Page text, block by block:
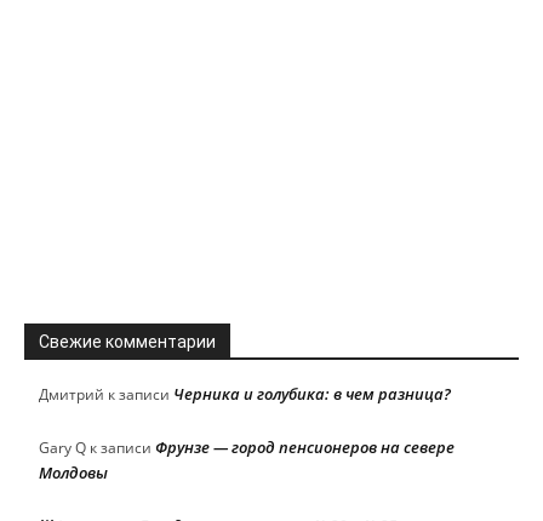
Свежие комментарии
Дмитрий к записи Черника и голубика: в чем разница?
Gary Q к записи Фрунзе — город пенсионеров на севере
Молдовы